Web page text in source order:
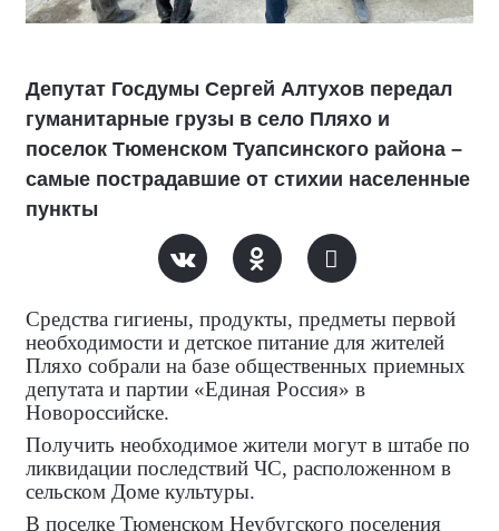
Депутат Госдумы Сергей Алтухов передал
гуманитарные грузы в село Пляхо и
поселок Тюменском Туапсинского района –
самые пострадавшие от стихии населенные
пункты
Средства гигиены, продукты, предметы первой
необходимости и детское питание для жителей
Пляхо собрали на базе общественных приемных
депутата и партии «Единая Россия» в
Новороссийске.
Получить необходимое жители могут в штабе по
ликвидации последствий ЧС, расположенном в
сельском Доме культуры.
В поселке Тюменском Неубугского поселения